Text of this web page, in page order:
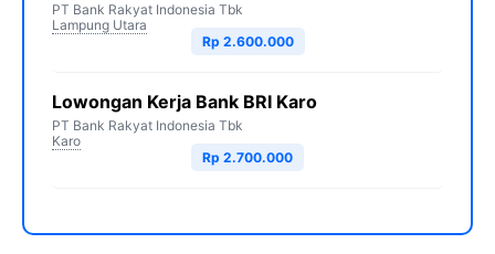
PT Bank Rakyat Indonesia Tbk
Lampung Utara
Rp 2.600.000
Lowongan Kerja Bank BRI Karo
PT Bank Rakyat Indonesia Tbk
Karo
Rp 2.700.000